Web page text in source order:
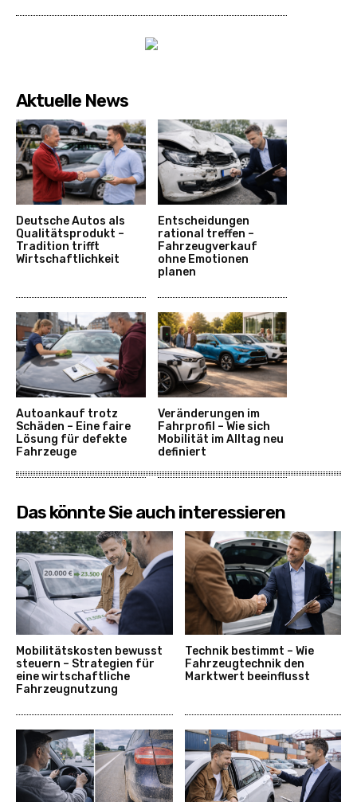
Aktuelle News
Deutsche Autos als
Qualitätsprodukt –
Tradition trifft
Wirtschaftlichkeit
Entscheidungen
rational treffen –
Fahrzeugverkauf
ohne Emotionen
planen
Autoankauf trotz
Schäden – Eine faire
Lösung für defekte
Fahrzeuge
Veränderungen im
Fahrprofil – Wie sich
Mobilität im Alltag neu
definiert
Das könnte Sie auch interessieren
Mobilitätskosten bewusst
steuern – Strategien für
eine wirtschaftliche
Fahrzeugnutzung
Technik bestimmt – Wie
Fahrzeugtechnik den
Marktwert beeinflusst